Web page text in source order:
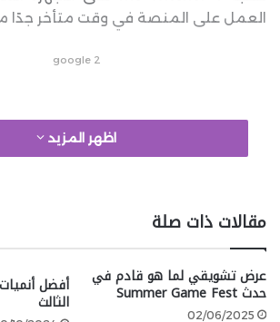
العمل على المنصة في وقت متأخر جدًا
google 2
اللعبة على أجهزة الكمبيوتر فقط
Series S|X بعد إصدار الكمبيوتر الشخصي، وتابع:
اظهر المزيد
مقالات ذات صلة
عرض تشويقي لما هو قادم في
حدث Summer Game Fest
02/06/2025
أفضل
الثالث